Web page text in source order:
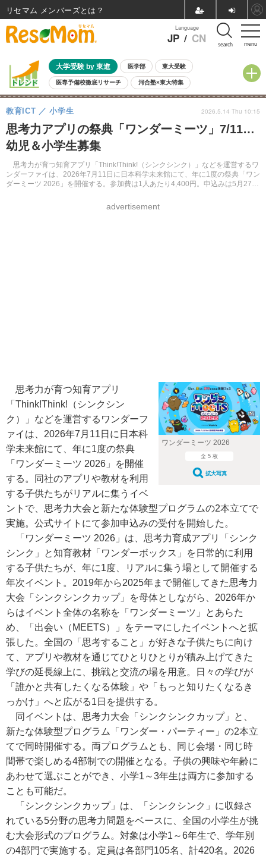
menu
Language
JP / CN search
大学受験 by 東進 医学部 東大受験
医専予備校徹底リサーチ 河合塾×東大特集
親子で考える大学選び 高校受験 中学受験 小学校受験
共通テスト 夏休み
8月開催イベント・WS 全国公立高校 過去問 人気記事
自由研究教材（小学生向け）
思考力アプリの祭典「ワンダーミーツ」7/11…
幼児＆小学生募集
思考力が育つ知育アプリ「Think!Think!（シンクシンク）」などを運営するワ
ンダーファイは、2026年7月11日に日本科学未来館にて、年に1度の祭典「ワン
ダーミーツ 2026」を開催する。参加費は1人あたり4,400円。申込みは5月27日
教育ICT 小学生
advertisement
2026.5.14 Thu 10:15
ワンダーミーツ 2026
全 5 枚
拡大写真
思考力が育つ知育アプリ
「Think!Think!（シンクシン
ク）」などを運営するワンダーフ
ァイは、2026年7月11日に日本科
学未来館にて、年に1度の祭典
「ワンダーミーツ 2026」を開催
する。同社のアプリや教材を利用
する子供たちがリアルに集うイベ
ントで、思考力大会と新たな体験型プログラムの2本立てで
実施。公式サイトにて参加申込みの受付を開始した。
「ワンダーミーツ 2026」は、思考力育成アプリ「シンク
シンク」と知育教材「ワンダーボックス」を日常的に利用
する子供たちが、年に1度、リアルに集う場として開催する
年次イベント。2019年から2025年まで開催してきた思考力
大会「シンクシンクカップ」を母体としながら、2026年か
らはイベント全体の名称を「ワンダーミーツ」とあらた
め、「出会い（MEETS）」をテーマにしたイベントへと拡
張した。全国の「思考すること」が好きな子供たちに向け
て、アプリや教材を通じてひとりひとりが積み上げてきた
学びの延長線上に、挑戦と交流の場を用意。日々の学びが
「誰かと共有したくなる体験」や「もっと知りたくなるき
っかけ」へと広がる1日を提供する。
同イベントは、思考力大会「シンクシンクカップ」と、
新たな体験型プログラム「ワンダー・パーティー」の2本立
てで同時開催する。両プログラムとも、同じ会場・同じ時
間帯で楽しめる4部制での開催となる。子供の興味や年齢に
あわせて選ぶことができ、小学1～3年生は両方に参加する
ことも可能だ。
「シンクシンクカップ」は、「シンクシンク」に収録さ
れている5分野の思考力問題をベースに、全国の小学生が挑
む大会形式のプログラム。対象は小学1～6年生で、学年別
の4部門で実施する。定員は各部門105名、計420名。2026
リセマム メンバーズ